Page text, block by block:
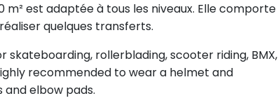
m² est adaptée à tous les niveaux. Elle comporte
quelques transferts.
rollerblading, scooter riding, BMX,
recommended to wear a helmet and
elbow pads.